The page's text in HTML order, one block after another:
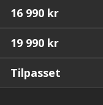
16 990 kr
19 990 kr
Tilpasset